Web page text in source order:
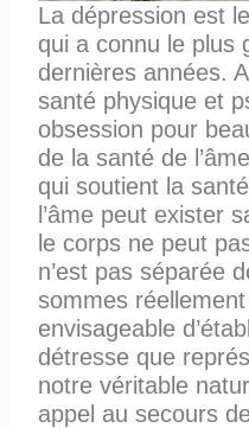
La dépression est
qui a connu le plus
dernières années.
santé physique et
obsession pour
de la santé de
qui soutient la
l’âme peut exister
le corps ne peut
n’est pas séparée
sommes
envisageable
détresse que
notre véritable
appel au secours